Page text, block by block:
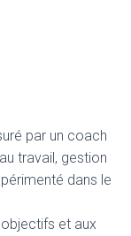
par un coach
travail, gestion
dans le
et aux